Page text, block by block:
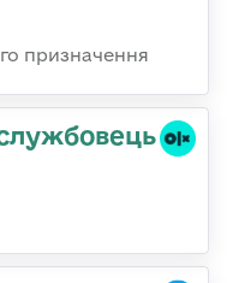
призначення